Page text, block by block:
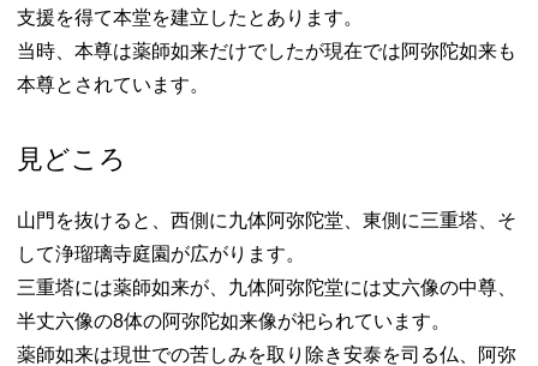
支援を得て本堂を建立したとあります。
当時、本尊は薬師如来だけでしたが現在では阿弥陀如来も
本尊とされています。
見どころ
山門を抜けると、西側に九体阿弥陀堂、東側に三重塔、そ
して浄瑠璃寺庭園が広がります。
三重塔には薬師如来が、九体阿弥陀堂には丈六像の中尊、
半丈六像の8体の阿弥陀如来像が祀られています。
薬師如来は現世での苦しみを取り除き安泰を司る仏、阿弥